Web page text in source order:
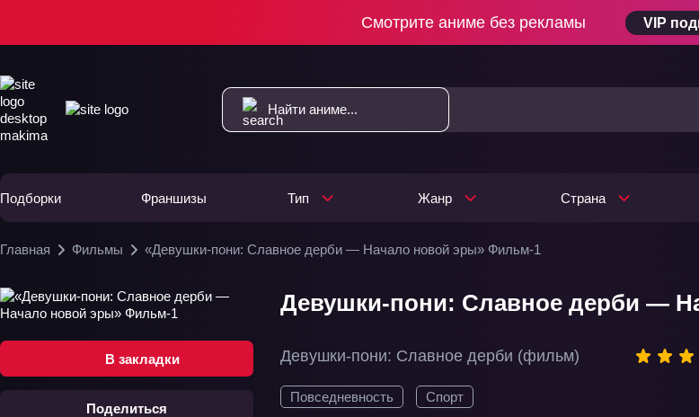
Смотрите аниме без рекламы VIP
Подборки Франшизы Тип Жанр Страна
Главная Фильмы «Девушки-пони: Славное дерби — Начало новой эры» Фильм-1
В закладки
Поделиться
Девушки-пони: Славное дерби —
Девушки-пони: Славное дерби (фильм)
Повседневность Спорт